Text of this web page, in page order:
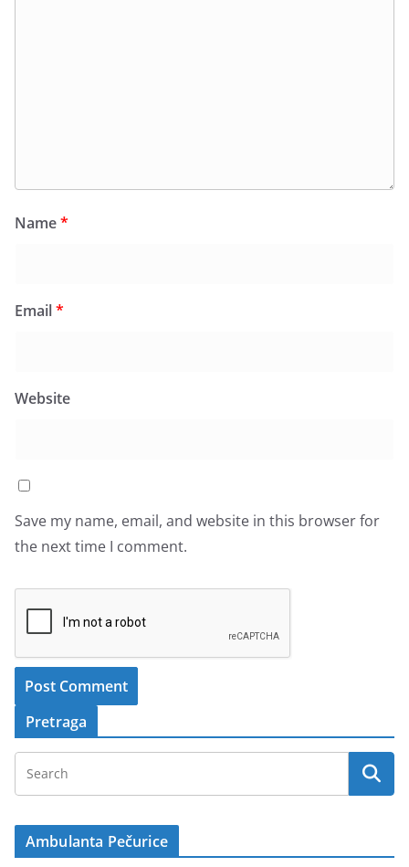
Name*
Email*
Website
Save my name, email, and website in this browser for
the next time I comment.
Pretraga
Ambulanta Pečurice